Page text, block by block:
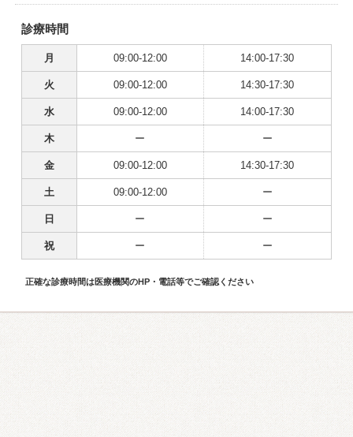
診療時間
月 09:00-12:00 14:00-17:30
火 09:00-12:00 14:30-17:30
水 09:00-12:00 14:00-17:30
木 ー ー
金 09:00-12:00 14:30-17:30
土 09:00-12:00 ー
日 ー ー
祝 ー ー
正確な診療時間は医療機関のHP・電話等でご確認ください